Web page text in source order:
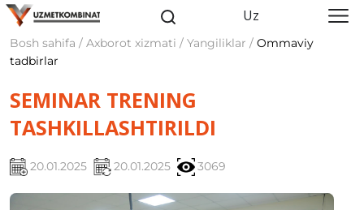
Uz
Bosh sahifa / Axborot xizmati / Yangiliklar / Ommaviy
tadbirlar
SEMINAR TRENING
TASHKILLASHTIRILDI
20.01.2025 20.01.2025 3069